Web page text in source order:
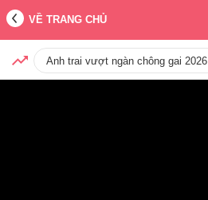
VỀ TRANG CHỦ
Anh trai vượt ngàn chông gai 2026